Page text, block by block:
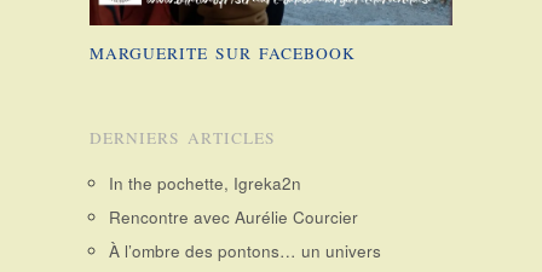
MARGUERITE SUR FACEBOOK
DERNIERS ARTICLES
In the pochette, Igreka2n
Rencontre avec Aurélie Courcier
À l’ombre des pontons… un univers